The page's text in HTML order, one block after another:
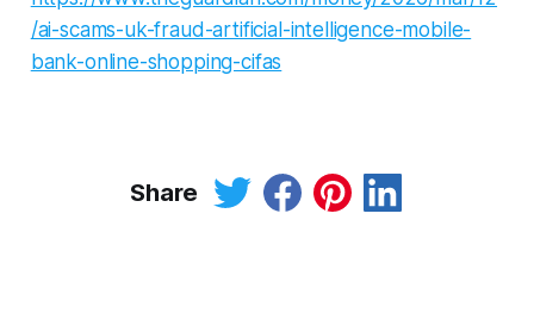
/ai-scams-uk-fraud-artificial-intelligence-mobile-
bank-online-shopping-cifas
Share